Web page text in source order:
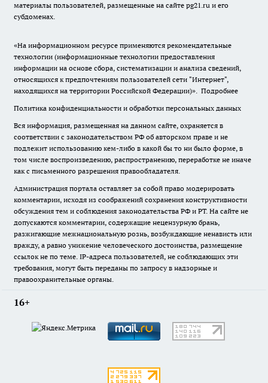
материалы пользователей, размещенные на сайте pg21.ru и его
субдоменах.
«На информационном ресурсе применяются рекомендательные
технологии (информационные технологии предоставления
информации на основе сбора, систематизации и анализа сведений,
относящихся к предпочтениям пользователей сети "Интернет",
находящихся на территории Российской Федерации)». Подробнее
Политика конфиденциальности и обработки персональных данных
Вся информация, размещенная на данном сайте, охраняется в
соответствии с законодательством РФ об авторском праве и не
подлежит использованию кем-либо в какой бы то ни было форме, в
том числе воспроизведению, распространению, переработке не иначе
как с письменного разрешения правообладателя.
Администрация портала оставляет за собой право модерировать
комментарии, исходя из соображений сохранения конструктивности
обсуждения тем и соблюдения законодательства РФ и РТ. На сайте не
допускаются комментарии, содержащие нецензурную брань,
разжигающие межнациональную рознь, возбуждающие ненависть или
вражду, а равно унижение человеческого достоинства, размещение
ссылок не по теме. IP-адреса пользователей, не соблюдающих эти
требования, могут быть переданы по запросу в надзорные и
правоохранительные органы.
16+